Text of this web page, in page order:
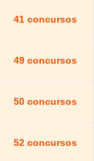
41 concursos
49 concursos
50 concursos
52 concursos